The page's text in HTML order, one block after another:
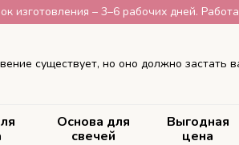
изготовления – 3–6 рабочих дней.
существует, но оно должно застать
Основа для
свечей
Выгодная
цена